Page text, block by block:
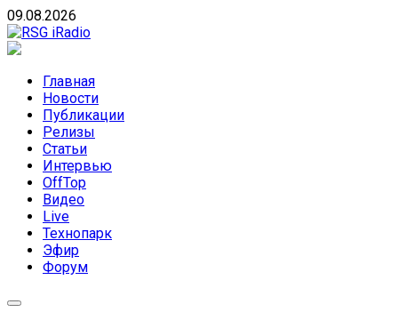
Skip
to
content
09.08.2026
направлений без возрастных ограничений
Главная
Новости
Публикации
Релизы
Статьи
Интервью
OffTop
Видео
Live
Технопарк
Эфир
Форум